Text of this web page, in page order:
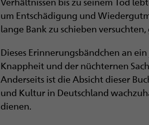
um Entschädigung und
lange Bank zu schieben
Dieses Erinnerungsbändchen an
Knappheit und der nüchternen
Anderseits ist die Absicht dieser
und Kultur in Deutschland
dienen.